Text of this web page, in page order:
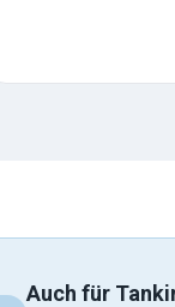
Auch für